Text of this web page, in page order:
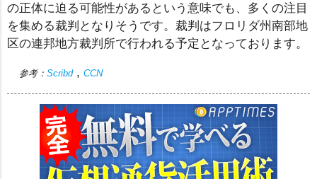
の正体に迫る可能性があるという意味でも、多くの注目
を集める裁判となりそうです。裁判はフロリダ州南部地
区の連邦地方裁判所で行われる予定となっております。
参考： Scribd, CCN